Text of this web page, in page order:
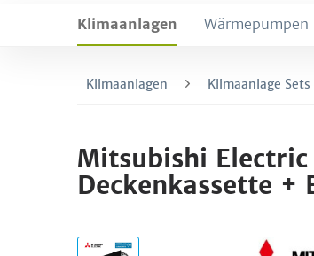
Klimaanlagen Wärmepumpen
Klimaanlagen Klimaanlage Sets
Mitsubishi
Deckenkassette +